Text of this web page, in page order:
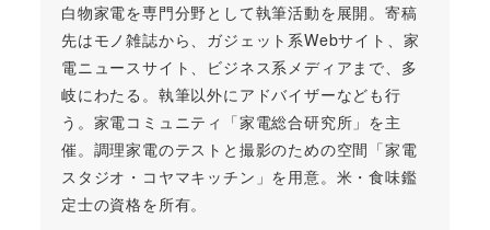
白物家電を専門分野として執筆活動を展開。寄稿
先はモノ雑誌から、ガジェット系Webサイト、家
電ニュースサイト、ビジネス系メディアまで、多
岐にわたる。執筆以外にアドバイザーなども行
う。家電コミュニティ「家電総合研究所」を主
催。調理家電のテストと撮影のための空間「家電
スタジオ・コヤマキッチン」を用意。米・食味鑑
定士の資格を所有。